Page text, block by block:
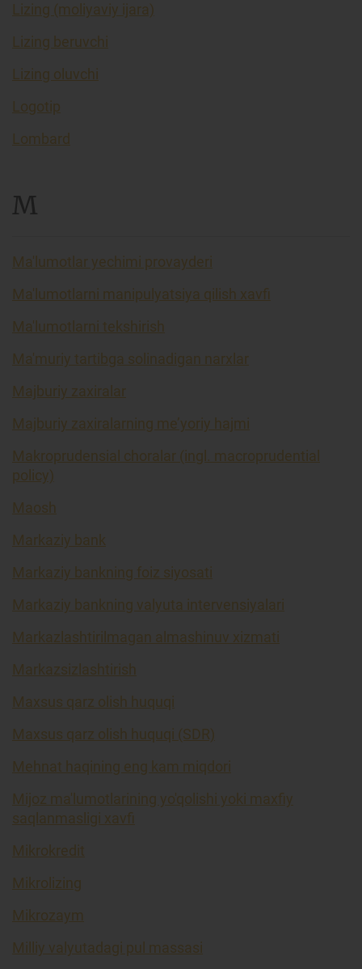
Lizing (moliyaviy ijara)
Lizing beruvchi
Lizing oluvchi
Logotip
Lombard
M
Ma'lumotlar yechimi provayderi
Ma'lumotlarni manipulyatsiya qilish xavfi
Ma'lumotlarni tekshirish
Ma'muriy tartibga solinadigan narxlar
Majburiy zaxiralar
Majburiy zaxiralarning me’yoriy hajmi
Makroprudensial choralar (ingl. macroprudential
policy)
Maosh
Markaziy bank
Markaziy bankning foiz siyosati
Markaziy bankning valyuta intervensiyalari
Markazlashtirilmagan almashinuv xizmati
Markazsizlashtirish
Maxsus qarz olish huquqi
Maxsus qarz olish huquqi (SDR)
Mehnat haqining eng kam miqdori
Mijoz ma'lumotlarining yo'qolishi yoki maxfiy
saqlanmasligi xavfi
Mikrokredit
Mikrolizing
Mikrozaym
Milliy valyutadagi pul massasi